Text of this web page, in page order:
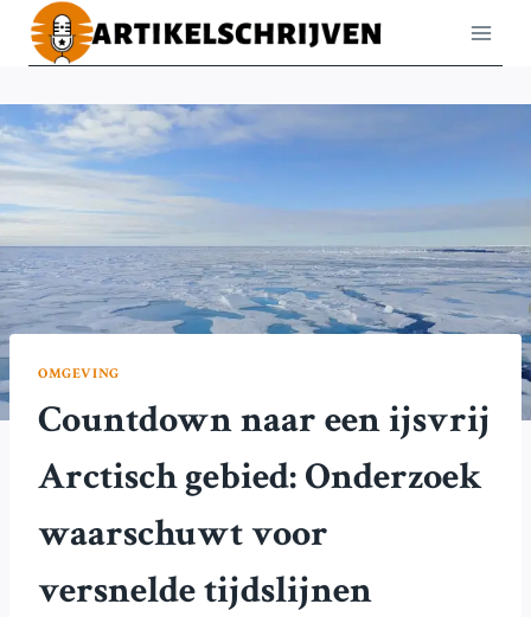
Doorgaan
naar
OMGEVING
Countdown naar een ijsvrij
Arctisch gebied: Onderzoek
waarschuwt voor
versnelde tijdslijnen